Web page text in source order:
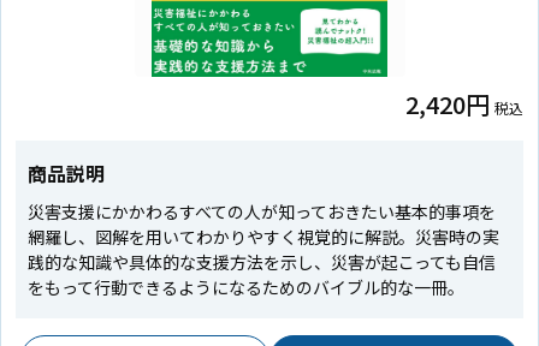
2,420円 税込
商品説明
災害支援にかかわるすべての人が知っておきたい基本的事項を
網羅し、図解を用いてわかりやすく視覚的に解説。災害時の実
践的な知識や具体的な支援方法を示し、災害が起こっても自信
をもって行動できるようになるためのバイブル的な一冊。